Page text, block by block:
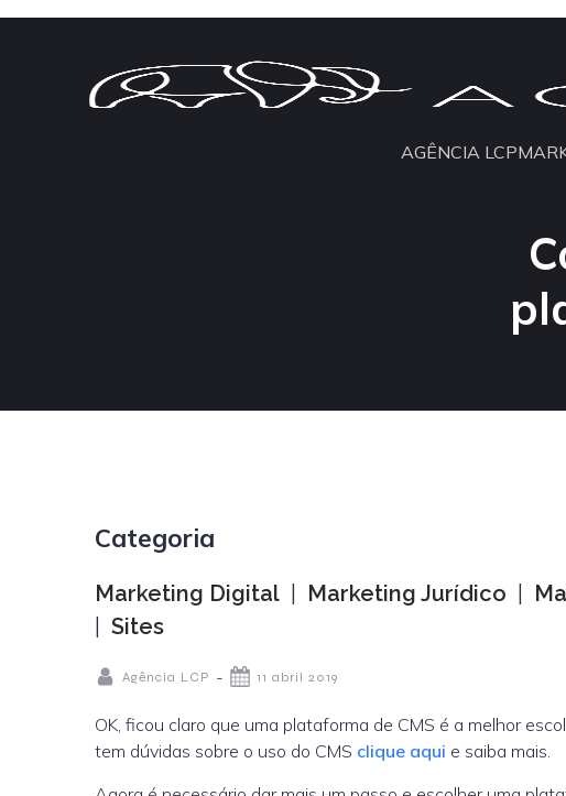
AGÊNCIA LCP
Categoria
Marketing Digital Marketing Jurídico
Sites
Agência LCP - 11 abril 2019
OK, ficou claro que uma plataforma de CMS é a melhor
tem dúvidas sobre o uso do CMS clique aqui e saiba mais.